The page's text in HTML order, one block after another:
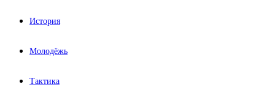
История
Молодёжь
Тактика